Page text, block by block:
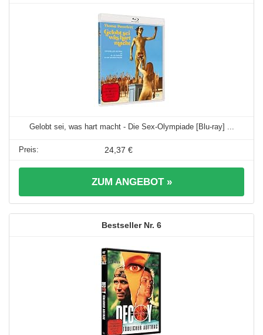
Gelobt sei, was hart macht - Die Sex-Olympiade [Blu-ray] ...
24,37 €
ZUM ANGEBOT »
6